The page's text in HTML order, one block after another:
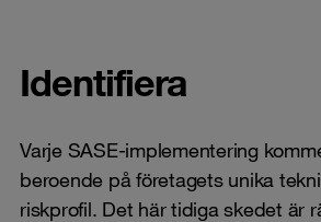
Identifiera
Varje SASE-implementering
beroende på företagets unika
riskprofil. Det här tidiga skedet är